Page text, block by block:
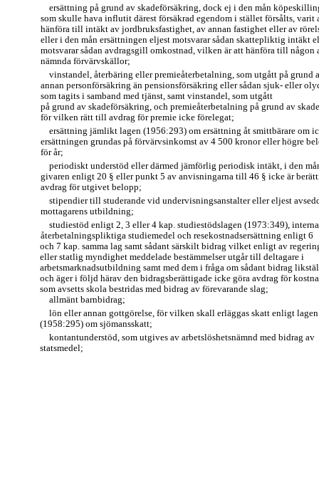
ersättning på grund av skadeförsäkring, dock ej i den mån
som skulle hava influtit därest försäkrad egendom i stället försålts, varit
hänföra till intäkt av jordbruksfastighet, av annan fastighet eller av
eller i den mån ersättningen eljest motsvarar sådan skattepliktig intäkt
motsvarar sådan avdragsgill omkostnad, vilken är att hänföra till någon
nämnda förvärvskällor;
vinstandel, återbäring eller premieåterbetalning, som utgått på grund
annan personförsäkring än pensionsförsäkring eller sådan sjuk- eller
som tagits i samband med tjänst, samt vinstandel, som utgått
på grund av skadeförsäkring, och premieåterbetalning på grund av
för vilken rätt till avdrag för premie icke förelegat;
ersättning jämlikt lagen (1956:293) om ersättning åt smittbärare om
ersättningen grundas på förvärvsinkomst av 4 500 kronor eller högre
för år;
periodiskt understöd eller därmed jämförlig periodisk intäkt, i den
givaren enligt 20 § eller punkt 5 av anvisningarna till 46 § icke är
avdrag för utgivet belopp;
stipendier till studerande vid undervisningsanstalter eller eljest
mottagarens utbildning;
studiestöd enligt 2, 3 eller 4 kap. studiestödslagen (1973:349),
återbetalningspliktiga studiemedel och resekostnadsersättning enligt 6
och 7 kap. samma lag samt sådant särskilt bidrag vilket enligt av
eller statlig myndighet meddelade bestämmelser utgår till deltagare i
arbetsmarknadsutbildning samt med dem i fråga om sådant bidrag
och äger i följd härav den bidragsberättigade icke göra avdrag för
som avsetts skola bestridas med bidrag av förevarande slag;
allmänt barnbidrag;
lön eller annan gottgörelse, för vilken skall erläggas skatt enligt lagen
(1958:295) om sjömansskatt;
kontantunderstöd, som utgives av arbetslöshetsnämnd med bidrag av
statsmedel;